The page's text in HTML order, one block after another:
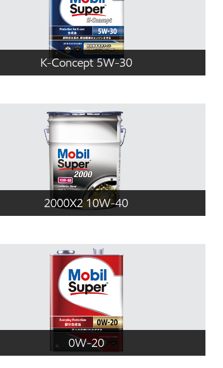
K-Concept 5W-30
2000X2 10W-40
0W-20